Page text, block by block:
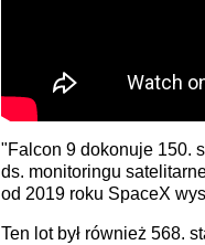
"Falcon 9 dokonuje 150.
ds. monitoringu
od 2019 roku SpaceX
Ten lot był również 568.